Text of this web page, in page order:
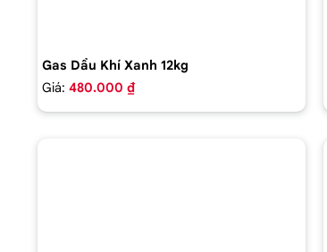
Gas Dầu Khí Xanh 12kg
Giá: 480.000 ₫